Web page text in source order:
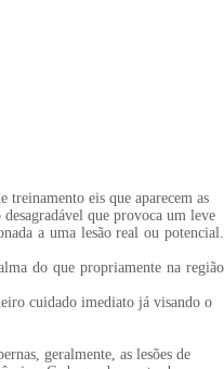
treinamento eis que aparecem as
desagradável que provoca um leve
a uma lesão real ou potencial.
do que propriamente na região
cuidado imediato já visando o
geralmente, as lesões de